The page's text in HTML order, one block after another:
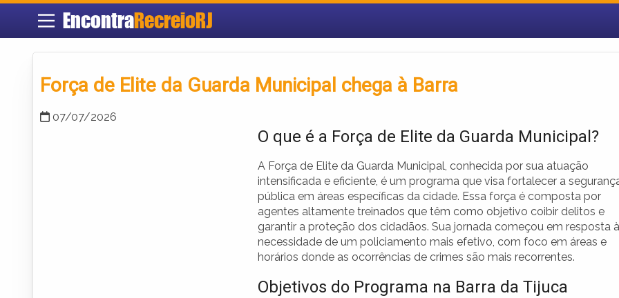
EncontraRecreioRJ
Força de Elite da Guarda Municipal chega à Barra
07/07/2026
O que é a Força de Elite da Guarda Municipal?
A Força de Elite da Guarda Municipal, conhecida por sua atuação
intensificada e eficiente, é um programa que visa fortalecer a
pública em áreas específicas da cidade. Essa força é composta por
agentes altamente treinados que têm como objetivo coibir delitos e
garantir a proteção dos cidadãos. Sua jornada começou em resposta à
necessidade de um policiamento mais efetivo, com foco em áreas e
horários donde as ocorrências de crimes são mais recorrentes.
Objetivos do Programa na Barra da Tijuca